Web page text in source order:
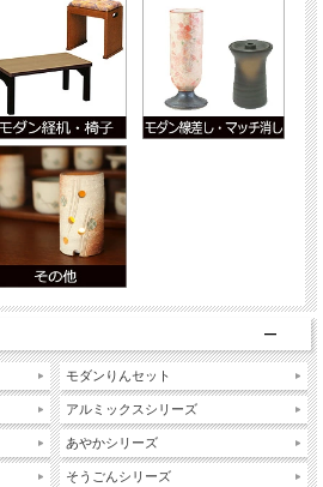
モダンりんセット
アルミックスシリーズ
あやかシリーズ
そうごんシリーズ